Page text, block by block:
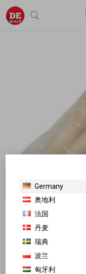
对不起-这个产品已经不再提供
Germany
奥地利
法国
丹麦
瑞典
波兰
匈牙利